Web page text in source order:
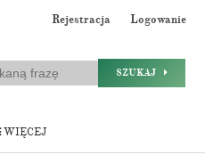
Rejestracja Logowanie
SZUKAJ
WIĘCEJ